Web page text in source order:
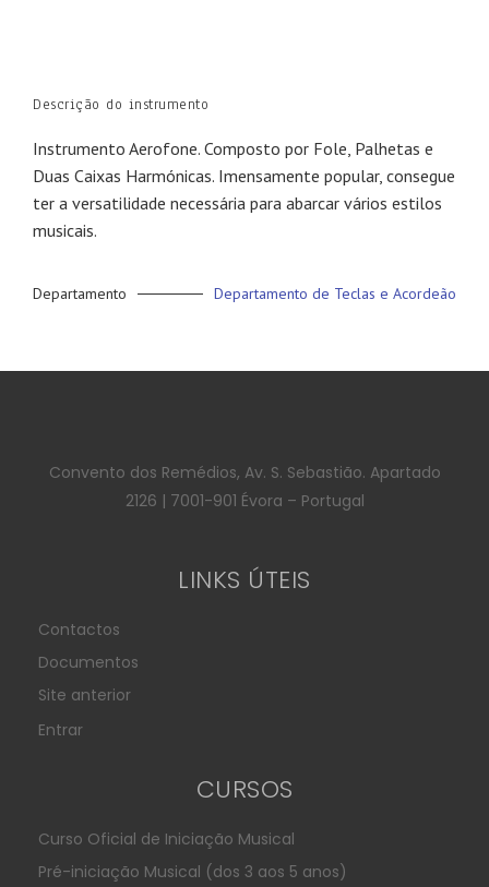
Descrição do instrumento
Instrumento Aerofone. Composto por Fole, Palhetas e
Duas Caixas Harmónicas. Imensamente popular, consegue
ter a versatilidade necessária para abarcar vários estilos
musicais.
Departamento Departamento de Teclas e Acordeão
Convento dos Remédios, Av. S. Sebastião. Apartado
2126 | 7001-901 Évora – Portugal
LINKS ÚTEIS
Contactos
Documentos
Site anterior
Entrar
CURSOS
Curso Oficial de Iniciação Musical
Pré-iniciação Musical (dos 3 aos 5 anos)